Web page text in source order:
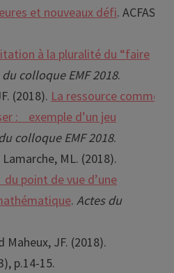
et nouveaux défi. ACFAS
à la pluralité du “faire
colloque EMF 2018.
(2018). La ressource comme
: exemple d’un jeu
colloque EMF 2018.
ML. (2018).
du point de vue d’une
. Actes du
Maheux, JF. (2018).
p.14-15.